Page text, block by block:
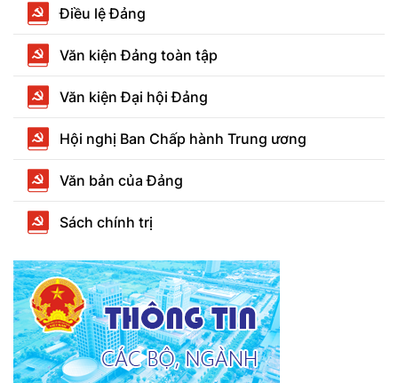
Điều lệ Đảng
Văn kiện Đảng toàn tập
Văn kiện Đại hội Đảng
Hội nghị Ban Chấp hành Trung ương
Văn bản của Đảng
Sách chính trị